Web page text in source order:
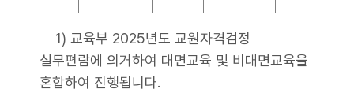
1) 교육부 2025년도 교원자격검정
실무편람에 의거하여 대면교육 및 비대면교육을
혼합하여 진행됩니다.